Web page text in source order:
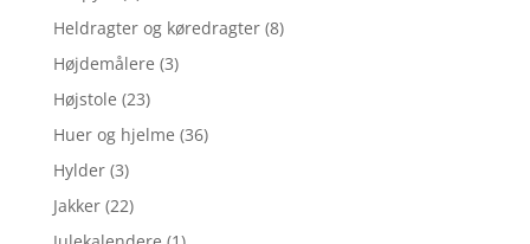
Heldragter og køredragter (8)
Højdemålere (3)
Højstole (23)
Huer og hjelme (36)
Hylder (3)
Jakker (22)